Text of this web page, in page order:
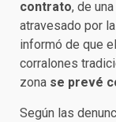
contrato, de
atravesado por
informó de que
corralones
zona se prevé
Según las